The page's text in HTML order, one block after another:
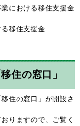
における移住支援金
移住支援金
住の窓口」
住の窓口」が開設さ
りますので、ご覧く